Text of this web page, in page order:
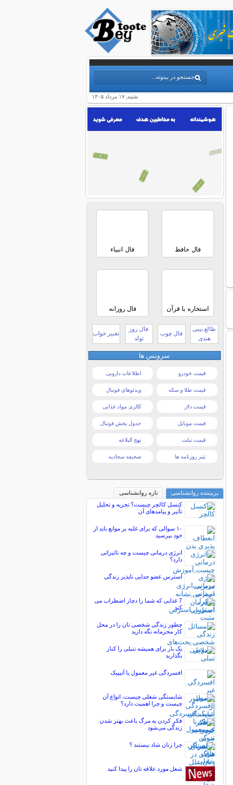
شنبه, ۱۷ مرداد ۱۴۰۵
فال حافظ فال انبیاء
استخاره با قرآن فال روزانه
طالع بینی
هندی
فال چوب
فال روز
تولد
تعبیر خواب
سرویس ها
قیمت خودرو اطلاعات دارویی
قیمت طلا و سکه ویدئوهای فوتبال
قیمت دلار کالری مواد غذایی
قیمت موبایل جدول پخش فوتبال
قیمت تبلت نهج البلاغه
تیتر روزنامه ها صحیفه سجادیه
پربیننده روانشناسی
تازه روانشناسی
کنسل کالچر چیست؟ تجزیه و تحلیل
تأثیر و پیامدهای آن
۱۰ سوالی که برای غلبه بر موانع باید از
خود بپرسید
انرژی درمانی چیست و چه تاثیراتی
دارد؟
استرس عضو جدایی ناپذیر زندگی
7 غذایی که شما را دچار اضطراب می
کند
چطور زندگی شخصی تان را در محل
کار محرمانه نگه دارید
یک بار برای همیشه تنبلی را کنار
بگذارید
افسردگی غیر معمول یا آتیپیک
شایستگی شغلی چیست، انواع آن
چیست و چرا اهمیت دارد؟
فکر کردن به مرگ باعث بهتر شدن
زندگی می‌شود
چرا زنان شاد نیستند ؟
شغل مورد علاقه تان را پیدا کنید